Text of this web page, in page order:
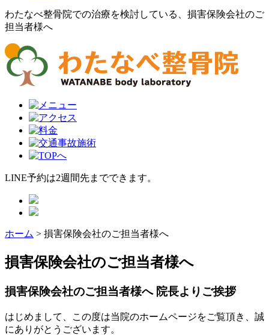
わたなべ整骨院での治療を検討している、損害保険会社のご
担当者様へ
LINE予約は2週間先までできます。
ホーム > 損害保険会社のご担当者様へ
損害保険会社のご担当者様へ
損害保険会社のご担当者様へ 院長よりご挨拶
はじめまして、この度は当院のホームページをご覧頂き、誠
にありがとうございます。